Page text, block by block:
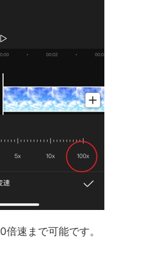
速まで可能です。